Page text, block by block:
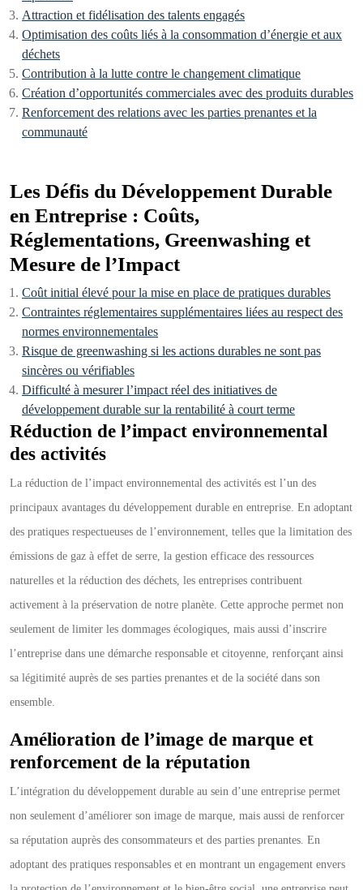
Attraction et fidélisation des talents engagés
Optimisation des coûts liés à la consommation d’énergie et aux
déchets
Contribution à la lutte contre le changement climatique
Création d’opportunités commerciales avec des produits durables
Renforcement des relations avec les parties prenantes et la
communauté
Les Défis du Développement Durable
en Entreprise : Coûts,
Réglementations, Greenwashing et
Mesure de l’Impact
Coût initial élevé pour la mise en place de pratiques durables
Contraintes réglementaires supplémentaires liées au respect des
normes environnementales
Risque de greenwashing si les actions durables ne sont pas
sincères ou vérifiables
Difficulté à mesurer l’impact réel des initiatives de
développement durable sur la rentabilité à court terme
Réduction de l’impact environnemental
des activités
La réduction de l’impact environnemental des activités est l’un des
principaux avantages du développement durable en entreprise. En adoptant
des pratiques respectueuses de l’environnement, telles que la limitation des
émissions de gaz à effet de serre, la gestion efficace des ressources
naturelles et la réduction des déchets, les entreprises contribuent
activement à la préservation de notre planète. Cette approche permet non
seulement de limiter les dommages écologiques, mais aussi d’inscrire
l’entreprise dans une démarche responsable et citoyenne, renforçant ainsi
sa légitimité auprès de ses parties prenantes et de la société dans son
ensemble.
Amélioration de l’image de marque et
renforcement de la réputation
L’intégration du développement durable au sein d’une entreprise permet
non seulement d’améliorer son image de marque, mais aussi de renforcer
sa réputation auprès des consommateurs et des parties prenantes. En
adoptant des pratiques responsables et en montrant un engagement envers